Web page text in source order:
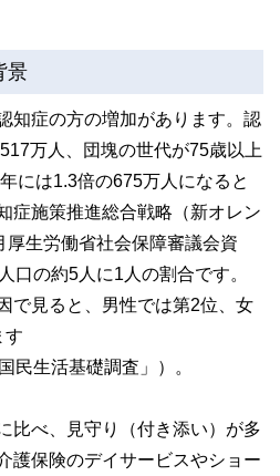
景
知症の方の増加があります。認
万人、団塊の世代が75歳以上
には1.3倍の675万人になると
症施策推進総合戦略（新オレン
厚生労働省社会保障審議会資
口の約5人に1人の割合です。
で見ると、男性では第2位、女
す
民生活基礎調査」）。
比べ、見守り（付き添い）が多
護保険のデイサービスやショー